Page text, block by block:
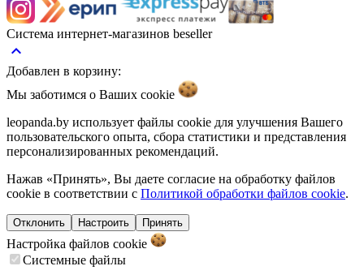
Система интернет-магазинов beseller
keyboard_arrow_up
Добавлен в корзину:
Мы заботимся о Ваших cookie
leopanda.by использует файлы cookie для улучшения Вашего
пользовательского опыта, сбора статистики и представления
персонализированных рекомендаций.
Нажав «Принять», Вы даете согласие на обработку файлов
cookie в соответствии с Политикой обработки файлов cookie.
Отклонить Настроить Принять
Настройка файлов cookie
Системные файлы